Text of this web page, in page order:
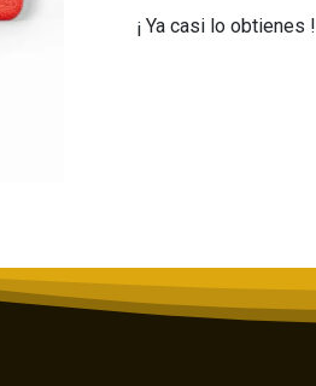
¡ Ya casi lo obtienes !